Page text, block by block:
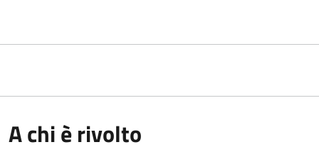
A chi è rivolto